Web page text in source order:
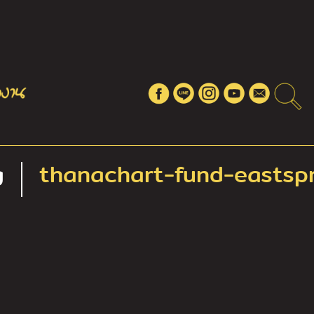
thanachart-fund-